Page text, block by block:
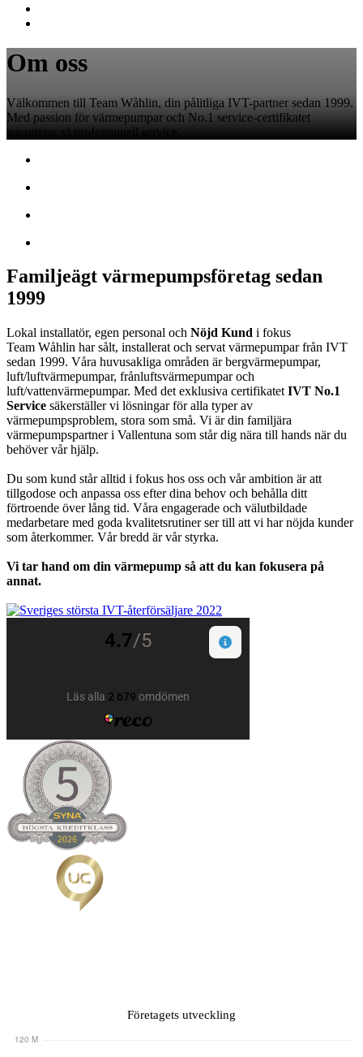
Om oss
Välkommen till Team Wåhlin, din pålitliga IVT-partner sedan 1999.
Med passion för värmepumpar och No.1 service-certifikatet
garanterar vi professionell service.
Familjeägt värmepumpsföretag sedan
1999
Lokal installatör, egen personal och Nöjd Kund i fokus
Team Wåhlin har sålt, installerat och servat värmepumpar från IVT
sedan 1999. Våra huvusakliga områden är bergvärmepumpar,
luft/luftvärmepumpar, frånluftsvärmepumpar och
luft/vattenvärmepumpar. Med det exklusiva certifikatet IVT No.1
Service säkerställer vi lösningar för alla typer av
värmepumpsproblem, stora som små. Vi är din familjära
värmepumpspartner i Vallentuna som står dig nära till hands när du
behöver vår hjälp.
Du som kund står alltid i fokus hos oss och vår ambition är att
tillgodose och anpassa oss efter dina behov och behålla ditt
förtroende över lång tid. Våra engagerade och välutbildade
medarbetare med goda kvalitetsrutiner ser till att vi har nöjda kunder
som återkommer. Vår bredd är vår styrka.
Vi tar hand om din värmepump så att du kan fokusera på
annat.
omsättningsutveckling
Företagets utveckling